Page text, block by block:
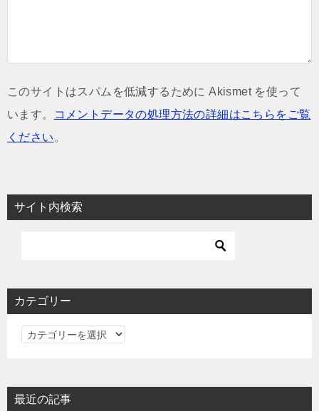
このサイトはスパムを低減するために Akismet を使って
います。
コメントデータの処理方法の詳細はこちらをご覧
ください 。
サイト内検索
カテゴリー
カ
リ
ー
最近の記事